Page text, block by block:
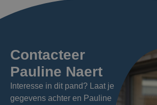
Contacteer
Pauline Naert
Interesse in dit pand? Laat je
gegevens achter en Pauline